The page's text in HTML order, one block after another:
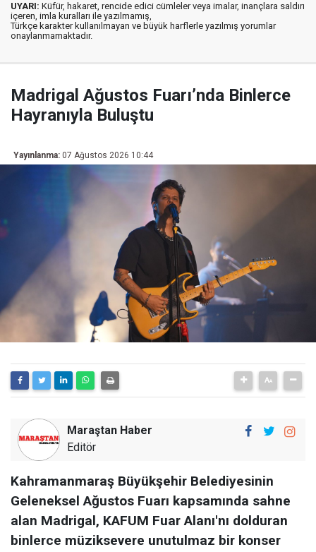
UYARI: Küfür, hakaret, rencide edici cümleler veya imalar, inançlara saldırı
içeren, imla kuralları ile yazılmamış,
Türkçe karakter kullanılmayan ve büyük harflerle yazılmış yorumlar
onaylanmamaktadır.
Madrigal Ağustos Fuarı’nda Binlerce
Hayranıyla Buluştu
Yayınlanma: 07 Ağustos 2026 10:44
Maraştan Haber
Editör
Kahramanmaraş Büyükşehir Belediyesinin
Geleneksel Ağustos Fuarı kapsamında sahne
alan Madrigal, KAFUM Fuar Alanı'nı dolduran
binlerce müziksevere unutulmaz bir konser